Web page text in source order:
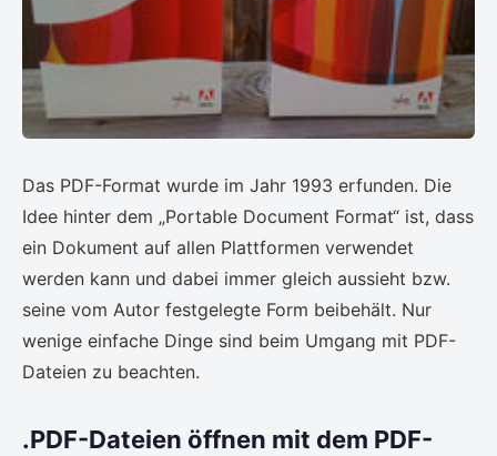
Das PDF-Format wurde im Jahr 1993 erfunden. Die
Idee hinter dem „Portable Document Format“ ist, dass
ein Dokument auf allen Plattformen verwendet
werden kann und dabei immer gleich aussieht bzw.
seine vom Autor festgelegte Form beibehält. Nur
wenige einfache Dinge sind beim Umgang mit PDF-
Dateien zu beachten.
.PDF-Dateien öffnen mit dem PDF-